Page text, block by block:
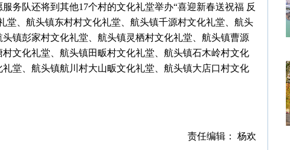
务队还将到其他17个村的文化礼堂举办“喜迎新春送祝福 反
堂、航头镇东村村文化礼堂、航头镇千源村文化礼堂、航头
镇彭家村文化礼堂、航头镇灵栖村文化礼堂、航头镇曹源
文化礼堂、航头镇田畈村文化礼堂、航头镇石木岭村文化
堂、航头镇航川村大山畈文化礼堂、航头镇大店口村文化
责任编辑： 杨欢